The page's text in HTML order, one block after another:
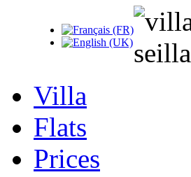
Villa
Flats
Prices